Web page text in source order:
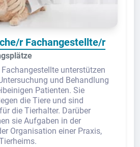
r Fachangestellte/r
unterstützen
und Behandlung
Patienten. Sie
die Tiere und sind
die Tierhalter. Darüber
sie Aufgaben in der
Organisation einer Praxis,